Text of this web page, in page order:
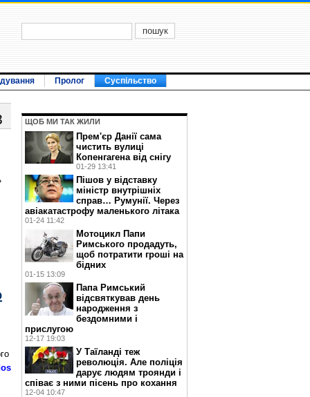
Пролог Суспільство
ЩОБ МИ ТАК ЖИЛИ
Прем'єр Данії сама
чистить вулиці
Копенгагена від снігу
01-29 13:41
Пішов у відставку
міністр внутрішніх
справ… Румунії. Через
авіакатастрофу маленького літака
01-24 11:42
Мотоцикл Папи
Римського продадуть,
щоб потратити гроші на
бідних
01-15 13:09
Папа Римський
відсвяткував день
народження з
бездомними і
прислугою
12-17 19:03
У Таїланді теж
революція. Але поліція
дарує людям троянди і
співає з ними пісень про кохання
12-04 10:47